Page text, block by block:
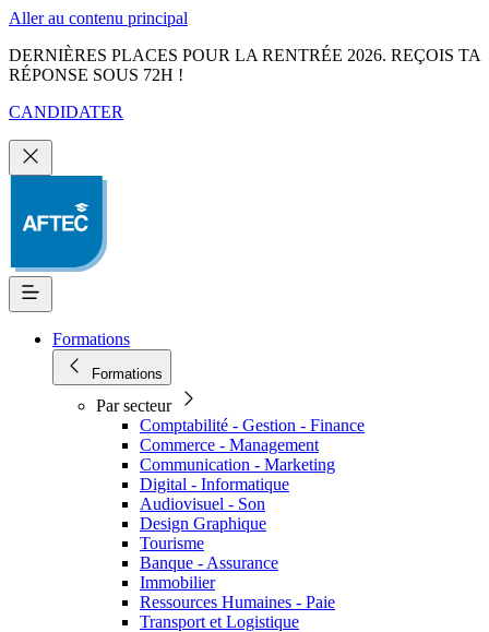
Aller au contenu principal
DERNIÈRES PLACES POUR LA RENTRÉE 2026. REÇOIS TA
RÉPONSE SOUS 72H !
CANDIDATER
Formations
Formations
Par secteur
Comptabilité - Gestion - Finance
Commerce - Management
Communication - Marketing
Digital - Informatique
Audiovisuel - Son
Design Graphique
Tourisme
Banque - Assurance
Immobilier
Ressources Humaines - Paie
Transport et Logistique